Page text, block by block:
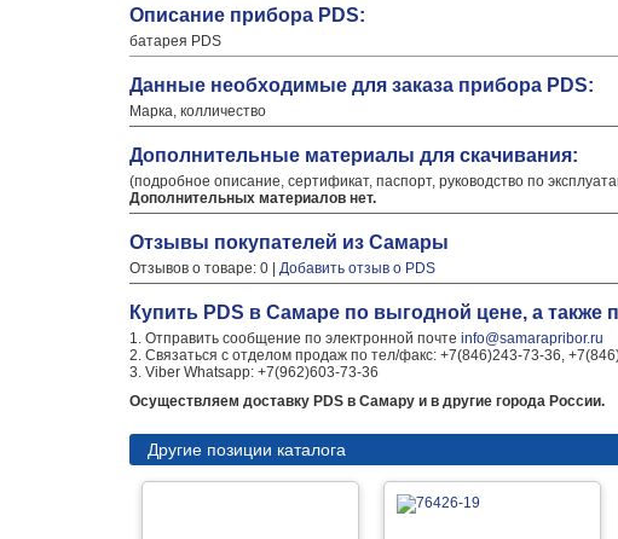
Описание прибора PDS:
батарея PDS
Данные необходимые для заказа прибора PDS:
Марка, колличество
Дополнительные материалы для скачивания:
(подробное описание, сертификат, паспорт, руководство по
Дополнительных материалов нет.
Отзывы покупателей из Самары
Отзывов о товаре: 0 | Добавить отзыв о PDS
Купить PDS в Самаре по выгодной цене, а
1. Отправить сообщение по электронной почте info@samarapribor.ru
2. Связаться с отделом продаж по тел/факс: +7(846)243-73-36,
3. Viber Whatsapp: +7(962)603-73-36
Осуществляем доставку PDS в Самару и в другие города России.
Другие позиции каталога